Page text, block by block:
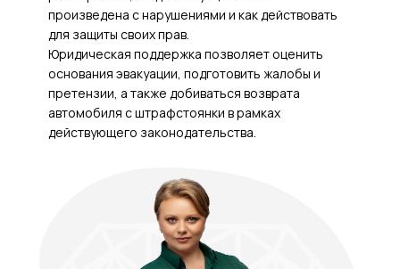
произведена с нарушениями и как действовать
для защиты своих прав.
Юридическая поддержка позволяет оценить
основания эвакуации, подготовить жалобы и
претензии, а также добиваться возврата
автомобиля с штрафстоянки в рамках
действующего законодательства.